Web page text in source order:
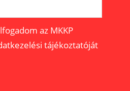
az MKKP
tájékoztatóját